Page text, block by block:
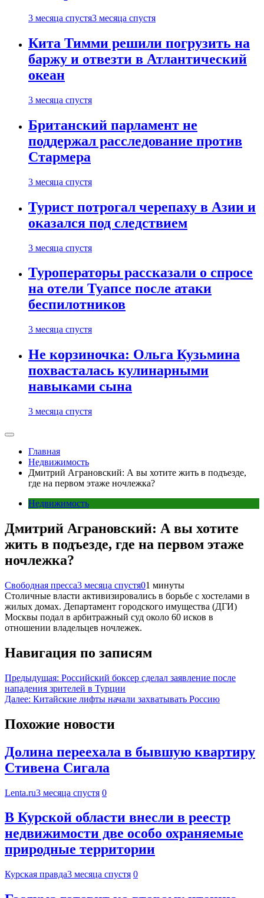
3 месяца спустя3 месяца спустя
Кита Тимми решили погрузить на
баржу и отвезти в Атлантический
океан
3 месяца спустя
Британский парламент не
поддержал расследование против
Стармера
3 месяца спустя
Турист потрогал черепаху в Азии и
оказался под следствием
3 месяца спустя
Туроператоры рассказали о спросе
на отели Туапсе после атаки
беспилотников
3 месяца спустя
Не корзиночка: Ольга Кузьмина
похвасталась кулинарными
навыками сына
3 месяца спустя
Главная
Недвижимость
Дмитрий Аграновский: А вы хотите жить в подъезде,
где на первом этаже ночлежка?
Недвижимость
Дмитрий Аграновский: А вы хотите
жить в подъезде, где на первом этаже
ночлежка?
Свободная пресса3 месяца спустя01 минуты
Столичные власти активизировались в борьбе с хостелами в
жилых домах. Департамент городского имущества (ДГИ)
Москвы подал в арбитражный суд около 60 исков в
отношении владельцев ночлежек.
Навигация по записям
Предыдущая: Российский боксер сделал заявление после
нападения зрителей в Турции
Далее: Китайские лифты начали захватывать Россию
Похожие новости
Долина переехала в бывшую квартиру
Стивена Сигала
Lenta.ru3 месяца спустя 0
В Курской области внесли в реестр
недвижимости две особо охраняемые
природные территории
Курская правда3 месяца спустя 0